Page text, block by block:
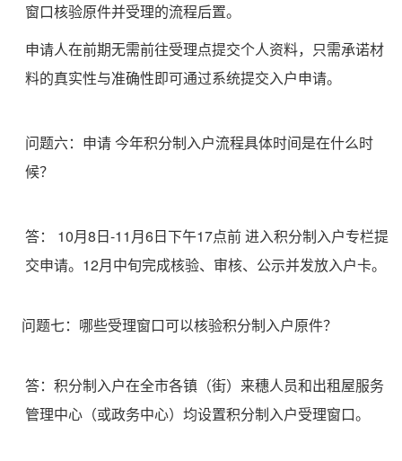
窗口核验原件并受理的流程后置。
申请人在前期无需前往受理点提交个人资料，只需承诺材
料的真实性与准确性即可通过系统提交入户申请。
问题六：申请今年积分制入户流程具体时间是在什么时
候？
答： 10月8日-11月6日下午17点前进入积分制入户专栏提
交申请。12月中旬完成核验、审核、公示并发放入户卡。
问题七：哪些受理窗口可以核验积分制入户原件？
答：积分制入户在全市各镇（街）来穗人员和出租屋服务
管理中心（或政务中心）均设置积分制入户受理窗口。